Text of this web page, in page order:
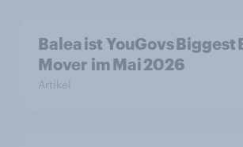
Balea ist YouGovs Biggest
Mover im Mai 2026
Artikel